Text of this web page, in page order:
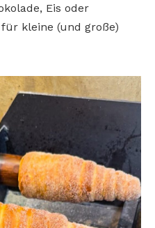
Eis oder
für kleine (und große)